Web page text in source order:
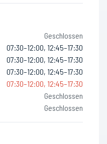
Geschlossen
07:30–12:00, 12:45–17:30
07:30–12:00, 12:45–17:30
07:30–12:00, 12:45–17:30
07:30–12:00, 12:45–17:30
Geschlossen
Geschlossen